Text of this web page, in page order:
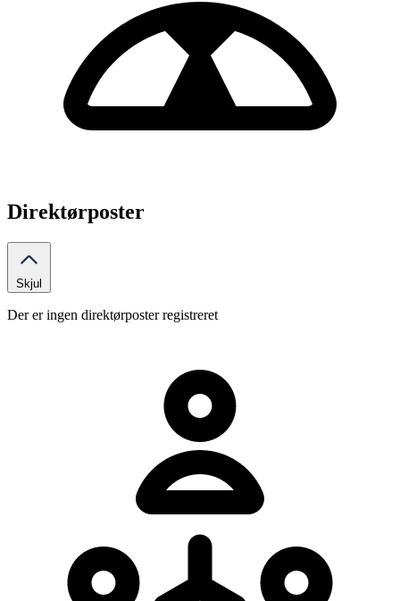
Direktørposter
Skjul
Der er ingen direktørposter registreret